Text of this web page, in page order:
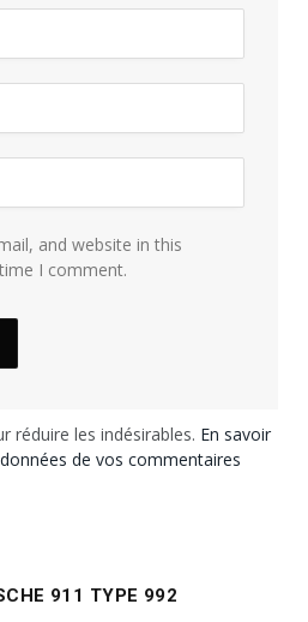
and website in this
I comment.
réduire les indésirables. En savoir
de vos commentaires
911 TYPE 992